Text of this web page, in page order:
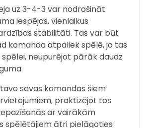
uz 3-4-3 var nodrošināt
iespējas, vienlaikus
stabilitāti. Tas var būt
komanda atpaliek spēlē, jo tas
neupurējot pārāk daudz
savas komandas šiem
praktizējot tos
ar vairākām
spēlētājiem ātri pielāgoties